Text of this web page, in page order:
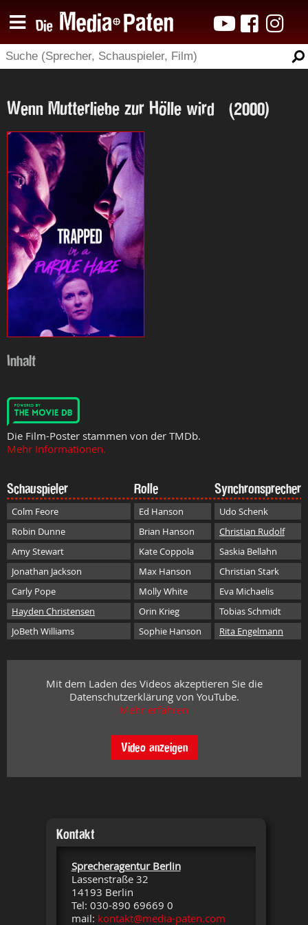
Wenn Mutterliebe zur Hölle wird (2000)
Inhalt
Die Film-Poster stammen von der TMDb.
Mehr Informationen.
Schauspieler Rolle Synchronsprecher
Colm Feore Ed Hanson
Udo Schenk
Robin Dunne
Brian Hanson
Christian Rudolf
Amy Stewart
Kate Coppola
Saskia Bellahn
Jonathan Jackson
Max Hanson
Christian Stark
Carly Pope
Molly White
Eva Michaelis
Hayden Christensen
Orin Krieg
Tobias Schmidt
JoBeth Williams
Sophie Hanson Rita Engelmann
Mit dem Laden des Videos akzeptieren Sie die
Datenschutzerklärung von YouTube.
Mehr erfahren
Video anzeigen
Kontakt
Sprecheragentur Berlin
Lassenstraße 32
14193 Berlin
Tel: 030-890 69669 0
mail: kontakt@media-paten.com